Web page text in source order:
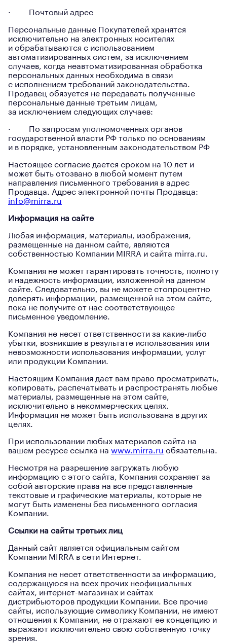
· Почтовый адрес
Персональные данные Покупателей хранятся
исключительно на электронных носителях
и обрабатываются с использованием
автоматизированных систем, за исключением
случаев, когда неавтоматизированная обработка
персональных данных необходима в связи
с исполнением требований законодательства.
Продавец обязуется не передавать полученные
персональные данные третьим лицам,
за исключением следующих случаев:
· По запросам уполномоченных органов
государственной власти РФ только по основаниям
и в порядке, установленным законодательством РФ
Настоящее согласие дается сроком на 10 лет и
может быть отозвано в любой момент путем
направления письменного требования в адрес
Продавца. Адрес электронной почты Продавца:
info@mirra.ru
Информация на сайте
Любая информация, материалы, изображения,
размещенные на данном сайте, являются
собственностью Компании MIRRA и сайта mirra.ru.
Компания не может гарантировать точность, полноту
и надежность информации, изложенной на данном
сайте. Следовательно, вы не можете стопроцентно
доверять информации, размещенной на этом сайте,
пока не получите от нас соответствующее
письменное уведомление.
Компания не несет ответственности за какие-либо
убытки, возникшие в результате использования или
невозможности использования информации, услуг
или продукции Компании.
Настоящим Компания дает вам право просматривать,
копировать, распечатывать и распространять любые
материалы, размещенные на этом сайте,
исключительно в некоммерческих целях.
Информация не может быть использована в других
целях.
При использовании любых материалов сайта на
вашем ресурсе ссылка на www.mirra.ru обязательна.
Несмотря на разрешение загружать любую
информацию с этого сайта, Компания сохраняет за
собой авторские права на все представленные
текстовые и графические материалы, которые не
могут быть изменены без письменного согласия
Компании.
Ссылки на сайты третьих лиц
Данный сайт является официальным сайтом
Компании MIRRA в сети Интернет.
Компания не несет ответственности за информацию,
содержащуюся на всех прочих неофициальных
сайтах, интернет-магазинах и сайтах
дистрибьюторов продукции Компании. Все прочие
сайты, использующие символику Компании, не имеют
отношения к Компании, не отражают ее концепцию и
выражают исключительно свою собственную точку
зрения.